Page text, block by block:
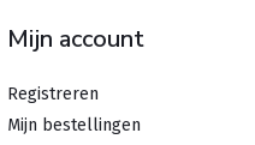
Mijn account
Registreren
Mijn bestellingen